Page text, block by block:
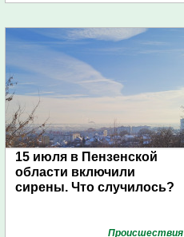
15 июля в Пензенской
области включили
сирены. Что случилось?
Проиcшествия